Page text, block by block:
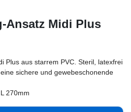
Ansatz Midi Plus
Plus aus starrem PVC. Steril, latexfrei
sichere und gewebeschonende
270mm